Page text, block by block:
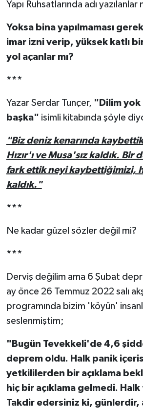
Yapı Ruhsatlarında adı yazılanlar
Yoksa bina yapılmaması
imar izni verip, yüksek katlı
yol açanlar mı?
***
Yazar Serdar Tunçer, "Dilim yok
başka" isimli kitabında şöyle
"Biz deniz kenarında
Hızır'ı ve Musa'sız kaldık. Bir
fark ettik neyi kaybettiğimizi,
kaldık."
***
Ne kadar güzel sözler değil mi?
***
Derviş değilim ama 6 Şubat
ay önce 26 Temmuz 2022 salı
programında bizim 'köyün'
seslenmiştim;
"Bugün Tevekkeli'de 4,6
deprem oldu. Halk panik
yetkililerden bir açıklama
hiç bir açıklama gelmedi.
Takdir edersiniz ki, günlerdir,